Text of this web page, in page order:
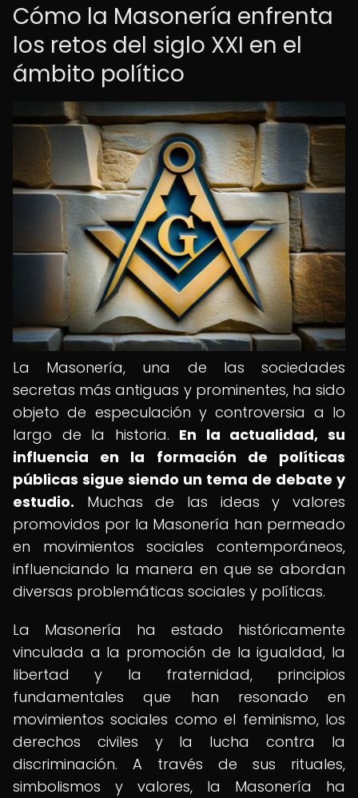
Cómo la Masonería enfrenta
los retos del siglo XXI en el
ámbito político
La Masonería, una de las sociedades
secretas más antiguas y prominentes, ha sido
objeto de especulación y controversia a lo
largo de la historia. En la actualidad, su
influencia en la formación de políticas
públicas sigue siendo un tema de debate y
estudio. Muchas de las ideas y valores
promovidos por la Masonería han permeado
en movimientos sociales contemporáneos,
influenciando la manera en que se abordan
diversas problemáticas sociales y políticas.
La Masonería ha estado históricamente
vinculada a la promoción de la igualdad, la
libertad y la fraternidad, principios
fundamentales que han resonado en
movimientos sociales como el feminismo, los
derechos civiles y la lucha contra la
discriminación. A través de sus rituales,
simbolismos y valores, la Masonería ha